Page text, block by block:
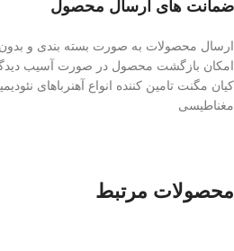
ضمانت های ارسال محصول
ارسال محصولات به صورت بسته بندی و
امکان بازگشت محصول در صورت آسیب
کیان مگنت تامین کننده انواع آهنرباهای
مغناطیسی
محصولات مرتبط